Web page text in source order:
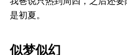
是初夏。
似梦似幻